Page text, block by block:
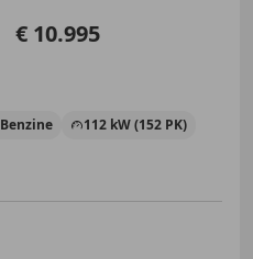
€ 10.995
Benzine 112 kW (152 PK)